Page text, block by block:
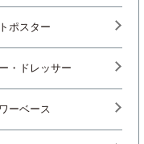
ポスター
・ドレッサー
ーベース